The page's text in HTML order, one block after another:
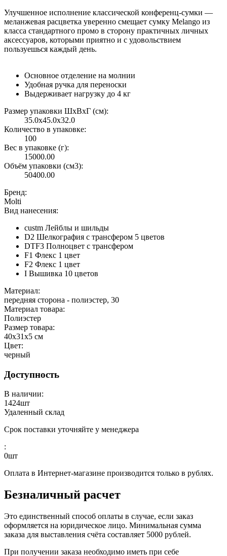
Улучшенное исполнение классической конференц-сумки —
меланжевая расцветка уверенно смещает сумку Melango из
класса стандартного промо в сторону практичных личных
аксессуаров, которыми приятно и с удовольствием
пользуешься каждый день.
Основное отделение на молнии
Удобная ручка для переноски
Выдерживает нагрузку до 4 кг
Размер упаковки ШxВxГ (см):
35.0x45.0x32.0
Количество в упаковке:
100
Вес в упаковке (г):
15000.00
Объём упаковки (см3):
50400.00
Бренд:
Molti
Вид нанесения:
custm Лейблы и шильды
D2 Шелкография с трансфером 5 цветов
DTF3 Полноцвет с трансфером
F1 Флекс 1 цвет
F2 Флекс 1 цвет
I Вышивка 10 цветов
Материал:
передняя сторона - полиэстер, 30
Материал товара:
Полиэстер
Размер товара:
40x31x5 см
Цвет:
черный
Доступность
В наличии:
1424шт
Удаленный склад
Срок поставки уточняйте у менеджера
:
0шт
Оплата в Интернет-магазине производится только в рублях.
Безналичный расчет
Это единственный способ оплаты в случае, если заказ
оформляется на юридическое лицо. Минимальная сумма
заказа для выставления счёта составляет 5000 рублей.
При получении заказа необходимо иметь при себе